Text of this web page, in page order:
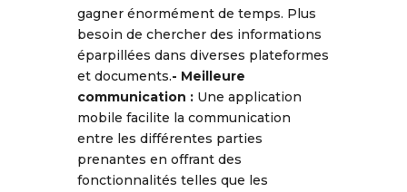
gagner énormément de temps. Plus
besoin de chercher des informations
éparpillées dans diverses plateformes
et documents.- Meilleure
communication : Une application
mobile facilite la communication
entre les différentes parties
prenantes en offrant des
fonctionnalités telles que les